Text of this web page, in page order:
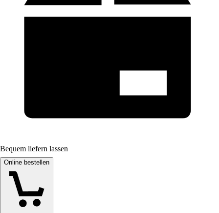
Bequem liefern lassen
Online bestellen